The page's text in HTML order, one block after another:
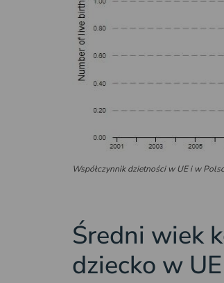
Współczynnik dzietności w UE i w
Średni wiek
dziecko w